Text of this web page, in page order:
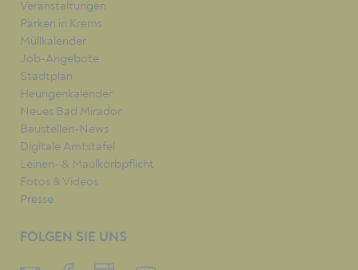
Veranstaltungen
Parken in Krems
Müllkalender
Job-Angebote
Stadtplan
Heurigenkalender
Neues Bad Mirador
Baustellen-News
Digitale Amtstafel
Leinen- & Maulkorbpflicht
Fotos & Videos
Presse
FOLGEN SIE UNS